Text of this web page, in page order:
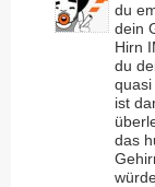
du
dein
Hirn
du
ist
das